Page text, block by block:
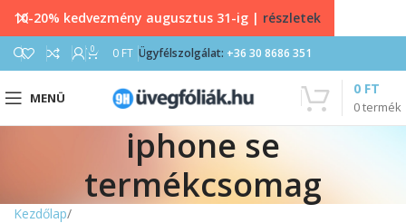
0 0 FT Ügyfélszolgálat: +36 30 8686 351
MENÜ
0termék
0 FT
iphone se
termékcsomag
Kezdőlap
10-20% kedvezmény augusztus 31-ig | részletek